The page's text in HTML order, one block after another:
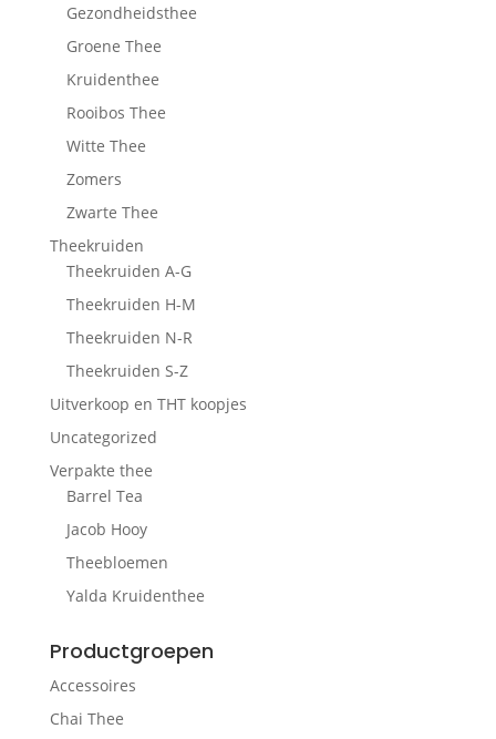
Gezondheidsthee
Groene Thee
Kruidenthee
Rooibos Thee
Witte Thee
Zomers
Zwarte Thee
Theekruiden
Theekruiden A-G
Theekruiden H-M
Theekruiden N-R
Theekruiden S-Z
Uitverkoop en THT koopjes
Uncategorized
Verpakte thee
Barrel Tea
Jacob Hooy
Theebloemen
Yalda Kruidenthee
Productgroepen
Accessoires
Chai Thee